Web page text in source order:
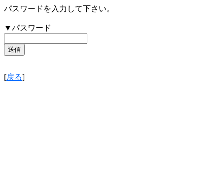
パスワードを入力して下さい。
▼パスワード
[戻る]